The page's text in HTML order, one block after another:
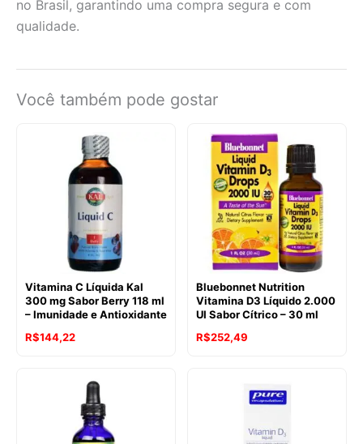
no Brasil, garantindo uma compra segura e com
qualidade.
Você também pode gostar
Vitamina C Líquida Kal
300 mg Sabor Berry 118 ml
– Imunidade e Antioxidante
R$144,22
Bluebonnet Nutrition
Vitamina D3 Líquido 2.000
UI Sabor Cítrico – 30 ml
R$252,49